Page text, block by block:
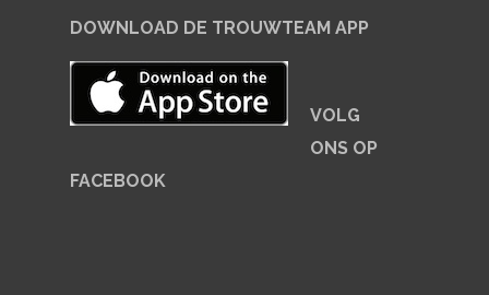
DOWNLOAD DE TROUWTEAM APP
VOLG
ONS OP
FACEBOOK